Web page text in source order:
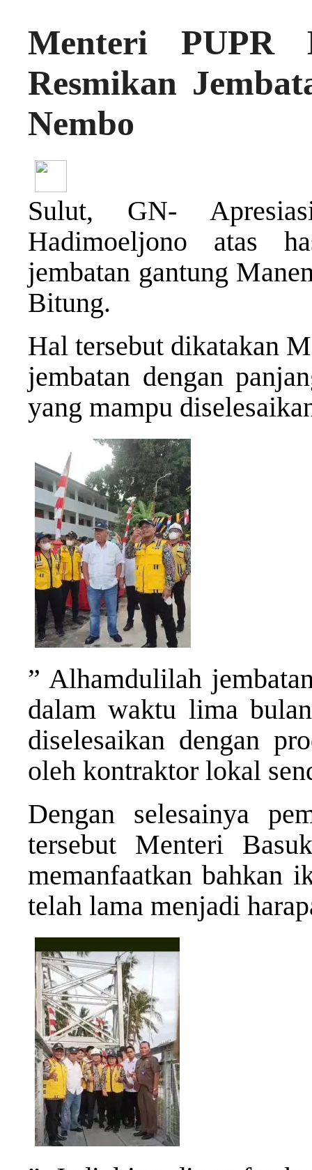
Menteri PUPR
Resmikan
Nembo
Sulut, GN-
Hadimoeljono atas
jembatan gantung
Bitung.
Hal tersebut dikatakan
jembatan dengan
yang mampu
” Alhamdulilah
dalam waktu lima
diselesaikan dengan
oleh kontraktor lokal
Dengan selesainya
tersebut Menteri
memanfaatkan bahkan
telah lama menjadi